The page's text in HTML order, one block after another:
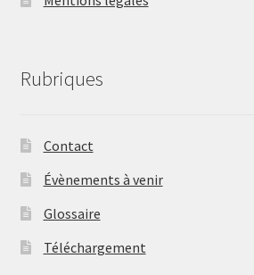
Rubriques
Contact
Évènements à venir
Glossaire
Téléchargement